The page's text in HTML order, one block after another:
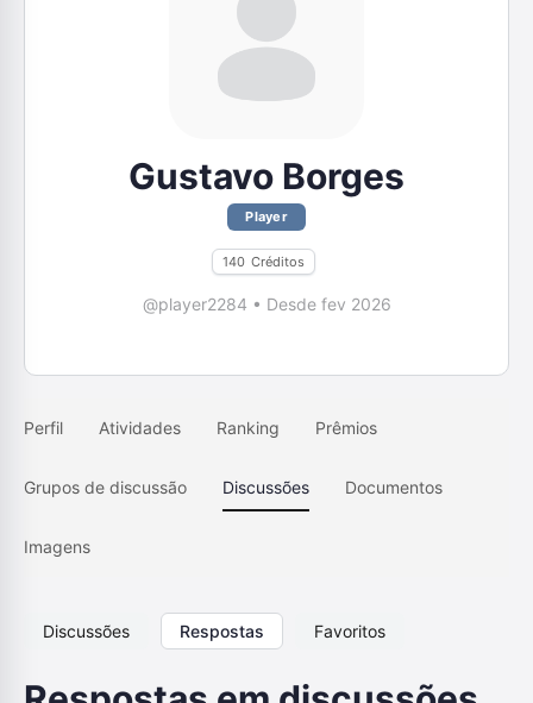
Gustavo Borges
Player
140 Créditos
@player2284 • Desde fev 2026
Perfil Atividades Ranking Prêmios
Grupos de discussão Discussões Documentos
Imagens
Discussões Respostas Favoritos